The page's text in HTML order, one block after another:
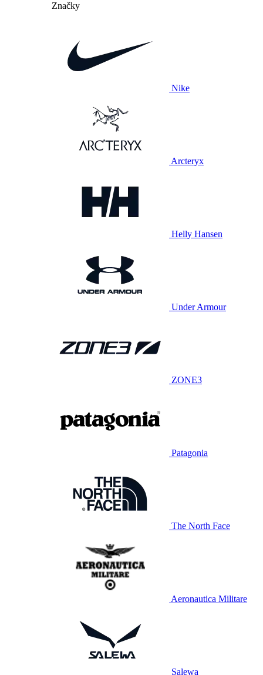
Značky
Nike
Arcteryx
Helly Hansen
Under Armour
ZONE3
Patagonia
The North Face
Aeronautica Militare
Salewa